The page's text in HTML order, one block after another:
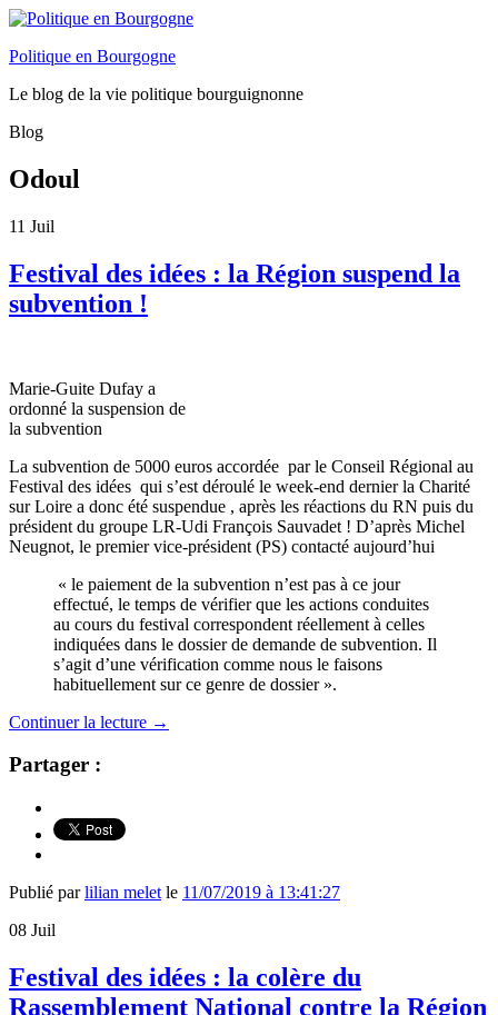
Politique en Bourgogne
Le blog de la vie politique bourguignonne
Blog
Odoul
11 Juil
Festival des idées : la Région suspend la
subvention !
Marie-Guite Dufay a
ordonné la suspension de
la subvention
La subvention de 5000 euros accordée par le Conseil Régional au
Festival des idées qui s’est déroulé le week-end dernier la Charité
sur Loire a donc été suspendue , après les réactions du RN puis du
président du groupe LR-Udi François Sauvadet ! D’après Michel
Neugnot, le premier vice-président (PS) contacté aujourd’hui
« le paiement de la subvention n’est pas à ce jour
effectué, le temps de vérifier que les actions conduites
au cours du festival correspondent réellement à celles
indiquées dans le dossier de demande de subvention. Il
s’agit d’une vérification comme nous le faisons
habituellement sur ce genre de dossier ».
Continuer la lecture →
Partager :
Publié parlilian melet le 11/07/2019 à 13:41:27
08 Juil
Festival des idées : la colère du
Rassemblement National contre la Région